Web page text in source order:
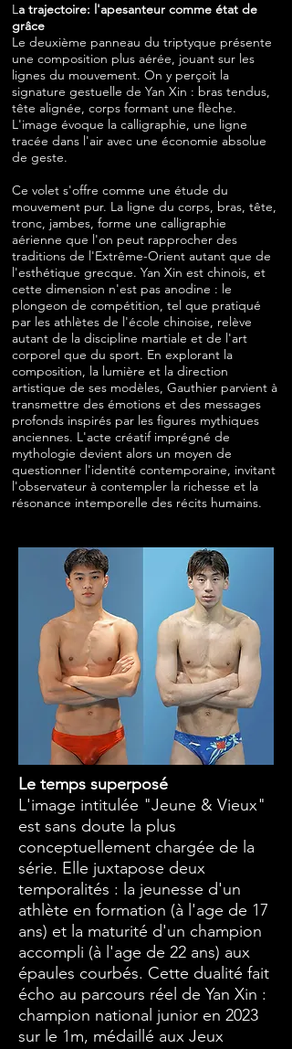
La trajectoire: l'apesanteur comme état de
grâce
Le deuxième panneau du triptyque présente
une composition plus aérée, jouant sur les
lignes du mouvement. On y perçoit la
signature gestuelle de Yan Xin : bras tendus,
tête alignée, corps formant une flèche.
L'image évoque la calligraphie, une ligne
tracée dans l'air avec une économie absolue
de geste.
Ce volet s'offre comme une étude du
mouvement pur. La ligne du corps, bras, tête,
tronc, jambes, forme une calligraphie
aérienne que l'on peut rapprocher des
traditions de l'Extrême-Orient autant que de
l'esthétique grecque. Yan Xin est chinois, et
cette dimension n'est pas anodine : le
plongeon de compétition, tel que pratiqué
par les athlètes de l'école chinoise, relève
autant de la discipline martiale et de l'art
corporel que du sport. En explorant la
composition, la lumière et la direction
artistique de ses modèles, Gauthier parvient à
transmettre des émotions et des messages
profonds inspirés par les figures mythiques
anciennes. L'acte créatif imprégné de
mythologie devient alors un moyen de
questionner l'identité contemporaine, invitant
l'observateur à contempler la richesse et la
résonance intemporelle des récits humains.
Le temps superposé
L'image intitulée "Jeune & Vieux"
est sans doute la plus
conceptuellement chargée de la
série. Elle juxtapose deux
temporalités : la jeunesse d'un
athlète en formation (à l'age de 17
ans) et la maturité d'un champion
accompli (à l'age de 22 ans) aux
épaules courbés. Cette dualité fait
écho au parcours réel de Yan Xin :
champion national junior en 2023
sur le 1m, médaillé aux Jeux